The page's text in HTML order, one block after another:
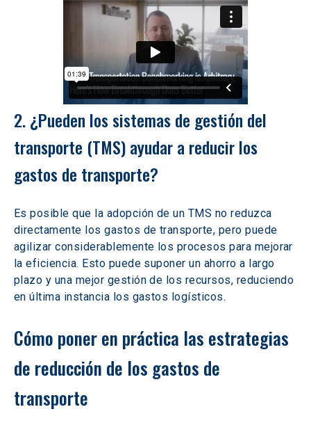
2. ¿Pueden los sistemas de gestión del
transporte (TMS) ayudar a reducir los
gastos de transporte?
Es posible que la adopción de un TMS no reduzca
directamente los gastos de transporte, pero puede
agilizar considerablemente los procesos para mejorar
la eficiencia. Esto puede suponer un ahorro a largo
plazo y una mejor gestión de los recursos, reduciendo
en última instancia los gastos logísticos.
Cómo poner en práctica las estrategias
de reducción de los gastos de
transporte